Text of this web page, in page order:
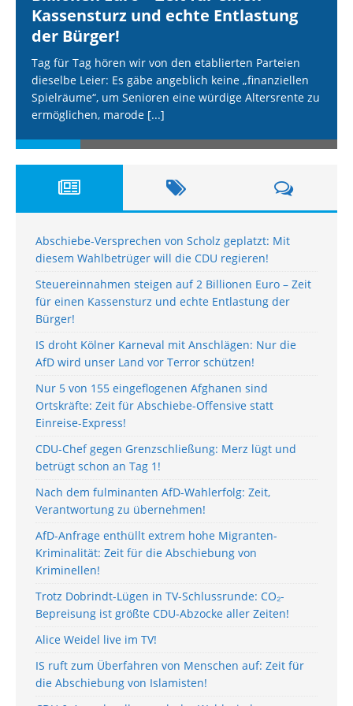
Kassensturz und echte Entlastung
der Bürger!
Tag für Tag hören wir von den etablierten Parteien
dieselbe Leier: Es gäbe angeblich keine „finanziellen
Spielräume“, um Senioren eine würdige Altersrente zu
ermöglichen, marode [...]
Abschiebe-Versprechen von Scholz geplatzt: Mit
diesem Wahlbetrüger will die CDU regieren!
Steuereinnahmen steigen auf 2 Billionen Euro – Zeit
für einen Kassensturz und echte Entlastung der
Bürger!
IS droht Kölner Karneval mit Anschlägen: Nur die
AfD wird unser Land vor Terror schützen!
Nur 5 von 155 eingeflogenen Afghanen sind
Ortskräfte: Zeit für Abschiebe-Offensive statt
Einreise-Express!
CDU-Chef gegen Grenzschließung: Merz lügt und
betrügt schon an Tag 1!
Nach dem fulminanten AfD-Wahlerfolg: Zeit,
Verantwortung zu übernehmen!
AfD-Anfrage enthüllt extrem hohe Migranten-
Kriminalität: Zeit für die Abschiebung von
Kriminellen!
Trotz Dobrindt-Lügen in TV-Schlussrunde: CO₂-
Bepreisung ist größte CDU-Abzocke aller Zeiten!
Alice Weidel live im TV!
IS ruft zum Überfahren von Menschen auf: Zeit für
die Abschiebung von Islamisten!